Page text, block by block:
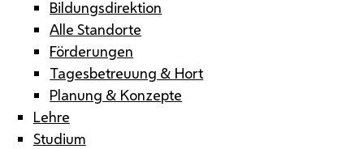
Bildungsdirektion
Alle Standorte
Förderungen
Tagesbetreuung & Hort
Planung & Konzepte
Lehre
Studium